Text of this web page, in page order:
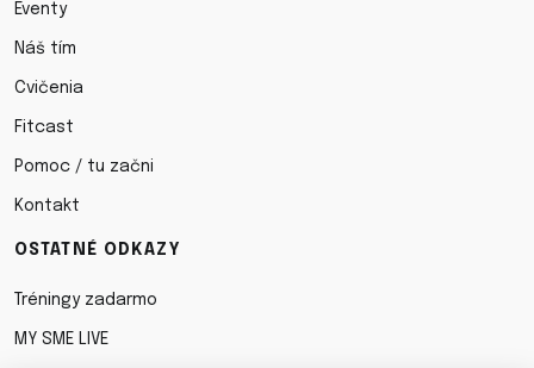
Eventy
Náš tím
Cvičenia
Fitcast
Pomoc / tu začni
Kontakt
OSTATNÉ ODKAZY
Tréningy zadarmo
MY SME LIVE